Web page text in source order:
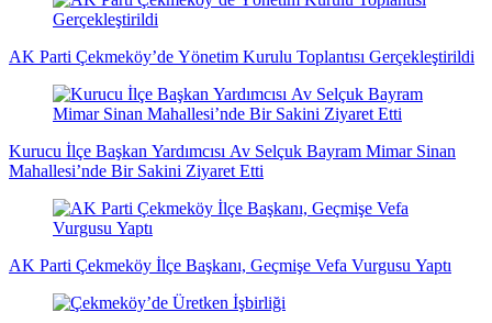
AK Parti Çekmeköy’de Yönetim Kurulu Toplantısı Gerçekleştirildi
Kurucu İlçe Başkan Yardımcısı Av Selçuk Bayram Mimar Sinan
Mahallesi’nde Bir Sakini Ziyaret Etti
AK Parti Çekmeköy İlçe Başkanı, Geçmişe Vefa Vurgusu Yaptı